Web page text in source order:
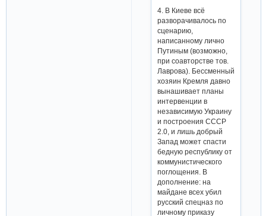
4. В Киеве всё
разворачивалось по
сценарию,
написанному лично
Путиным (возможно,
при соавторстве тов.
Лаврова). Бессменный
хозяин Кремля давно
вынашивает планы
интервенции в
независимую Украину
и построения СССР
2.0, и лишь добрый
Запад может спасти
бедную республику от
коммунистического
поглощения. В
дополнение: на
майдане всех убил
русский спецназ по
личному приказу